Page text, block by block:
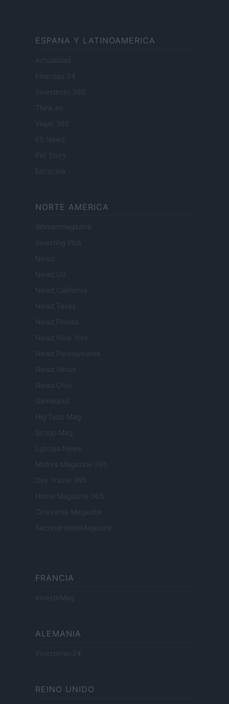
ESPANA Y LATINOAMERICA
Actualidad
Finanzas 24
Investindo 365
Think.es
Viajar 365
ES Newz
Encocina
NORTE AMERICA
Womanmagazine
Investing Plus
Newz
Newz US
Newz California
Newz Texas
Newz Florida
Newz New York
Newz Pennsylvania
Newz Illinois
Newz Ohio
Gameland
Hig Tech Mag
Scoop Mag
Lgbtqia News
Motors Magazine 365
Day Travel 365
Home Magazine 365
Cineverse Magazine
SecondHomeMagazine
FRANCIA
InvestirMag
ALEMANIA
Investieren24
REINO UNIDO